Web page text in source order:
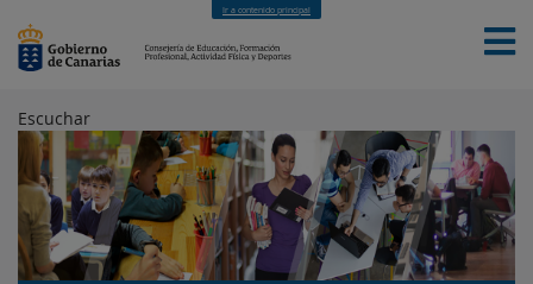
Ir a contenido principal
INICIO EDUCACIÓN
FORMACIÓN PROFESIONAL
CUALIFICACIONES PROFESIONALES
DEPORTES
CONTACTO
[INTRANET]
Escuchar